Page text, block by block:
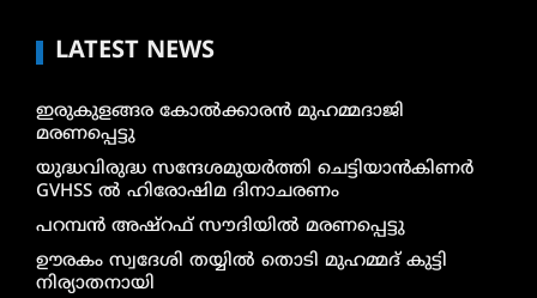
LATEST NEWS
ഇരുകുളങ്ങര കോൽക്കാരൻ മുഹമ്മദാജി
മരണപ്പെട്ടു
യുദ്ധവിരുദ്ധ സന്ദേശമുയർത്തി ചെട്ടിയാൻകിണർ
GVHSS ൽ ഹിരോഷിമ ദിനാചരണം
പറമ്പൻ അഷ്‌റഫ് സൗദിയിൽ മരണപ്പെട്ടു
ഊരകം സ്വദേശി തയ്യിൽ തൊടി മുഹമ്മദ് കുട്ടി
നിര്യാതനായി